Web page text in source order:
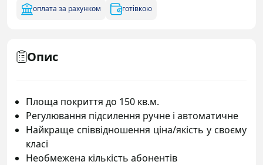
оплата за рахунком готівкою
Опис
Площа покриття до 150 кв.м.
Регулювання підсилення ручне і автоматичне
Найкраще співвідношення ціна/якість у своєму
класі
Необмежена кількість абонентів